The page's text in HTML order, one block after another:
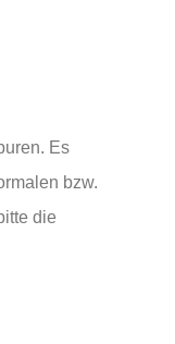
Es
bzw.
die